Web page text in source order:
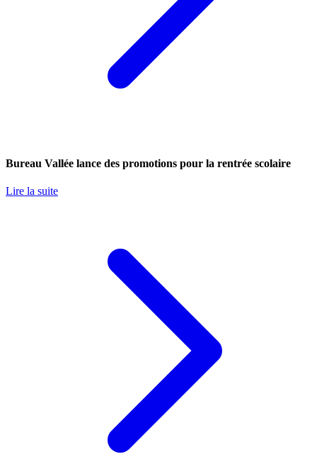
Bureau Vallée lance des promotions pour la rentrée scolaire
Lire la suite